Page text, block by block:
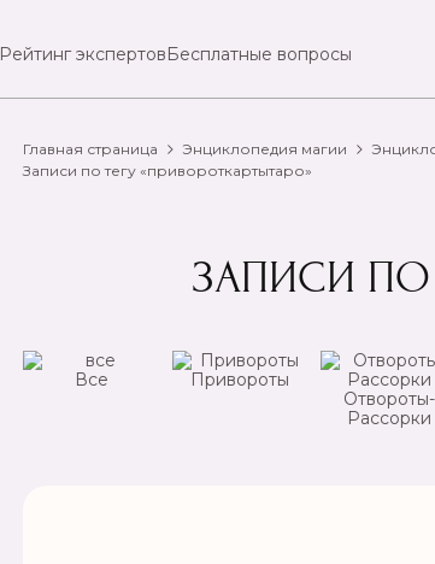
Рейтинг экспертовБесплатные вопросы
Главная страница Энциклопедия магии
Записи по тегу «привороткартытаро»
ЗАПИСИ ПО
Все
Привороты
Отвороты-
Рассорки